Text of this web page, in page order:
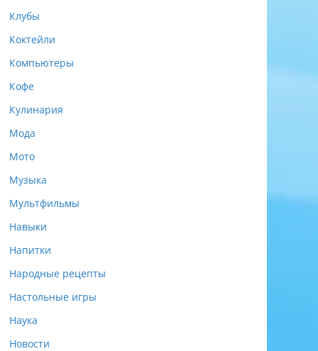
Клубы
Коктейли
Компьютеры
Кофе
Кулинария
Мода
Мото
Музыка
Мультфильмы
Навыки
Напитки
Народные рецепты
Настольные игры
Наука
Новости